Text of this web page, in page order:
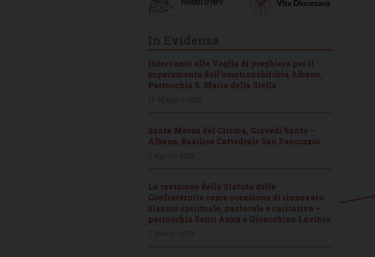
Intervento alla Veglia di preghiera per il
superamento dell’omotransbifobia Albano,
Parrocchia S. Maria della Stella
Santa Messa del Crisma, Giovedì Santo –
Albano, Basilica Cattedrale San Pancrazio
La revisione dello Statuto delle
Confraternite come occasione di rinnovato
slancio spirituale, pastorale e caritativo –
parrocchia Santi Anna e Gioacchino Lavinio